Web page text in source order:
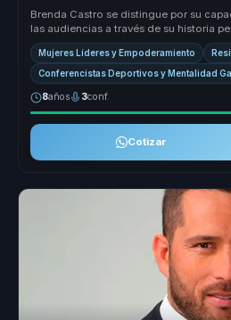
Brenda Castro se distingue por su
las audiencias a través de su historia
éxito en el...
Mujeres Líderes y Empoderamiento
Conferencistas Deportivos y Mentalidad
8años 3conf.
Cotizar